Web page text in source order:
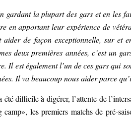
gardant la plupart des gars et en les
en apportant leur expérience de
de façon exceptionnelle, sur et
deux premières années, c’est un
Il est également l’un de ces gars qui
Il va beaucoup nous aider parce
difficile à digérer, l’attente de
les premiers matchs de pré-